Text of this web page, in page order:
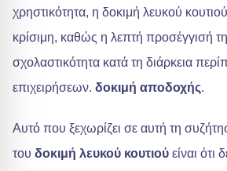
χρηστικότητα, η δοκιμή λευκού κουτιού
κρίσιμη, καθώς η λεπτή προσέγγισή
σχολαστικότητα κατά τη διάρκεια
επιχειρήσεων. δοκιμή αποδοχής.
Αυτό που ξεχωρίζει σε αυτή τη
του δοκιμή λευκού κουτιού είναι ότι